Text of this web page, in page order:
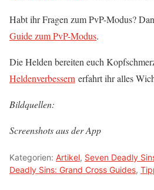
Habt ihr Fragen zum PvP-Modus?
Guide zum PvP-Modus.
Die Helden bereiten euch
Heldenverbessern erfahrt ihr alles
Bildquellen:
Screenshots aus der App
Kategorien: Artikel, Seven Deadly
Deadly Sins: Grand Cross Guides,